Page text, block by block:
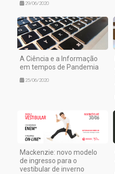
29/06/2020
A Ciência e a Informação
em tempos de Pandemia
25/06/2020
Mackenzie: novo modelo
de ingresso para o
vestibular de inverno